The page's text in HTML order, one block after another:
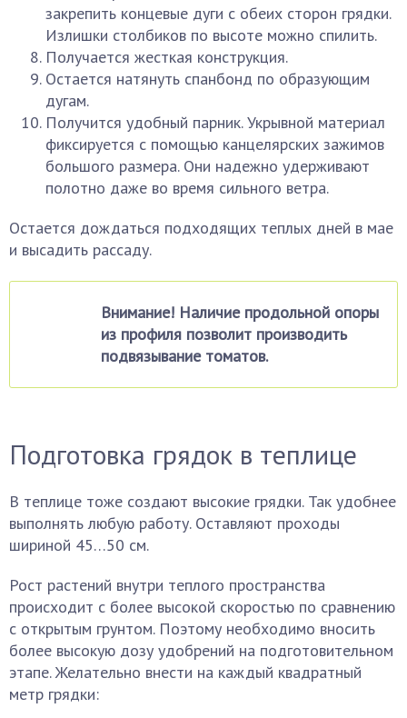
закрепить концевые дуги с обеих сторон грядки.
Излишки столбиков по высоте можно спилить.
Получается жесткая конструкция.
Остается натянуть спанбонд по образующим
дугам.
Получится удобный парник. Укрывной материал
фиксируется с помощью канцелярских зажимов
большого размера. Они надежно удерживают
полотно даже во время сильного ветра.
Остается дождаться подходящих теплых дней в мае
и высадить рассаду.
Внимание! Наличие продольной опоры
из профиля позволит производить
подвязывание томатов.
Подготовка грядок в теплице
В теплице тоже создают высокие грядки. Так удобнее
выполнять любую работу. Оставляют проходы
шириной 45…50 см.
Рост растений внутри теплого пространства
происходит с более высокой скоростью по сравнению
с открытым грунтом. Поэтому необходимо вносить
более высокую дозу удобрений на подготовительном
этапе. Желательно внести на каждый квадратный
метр грядки: